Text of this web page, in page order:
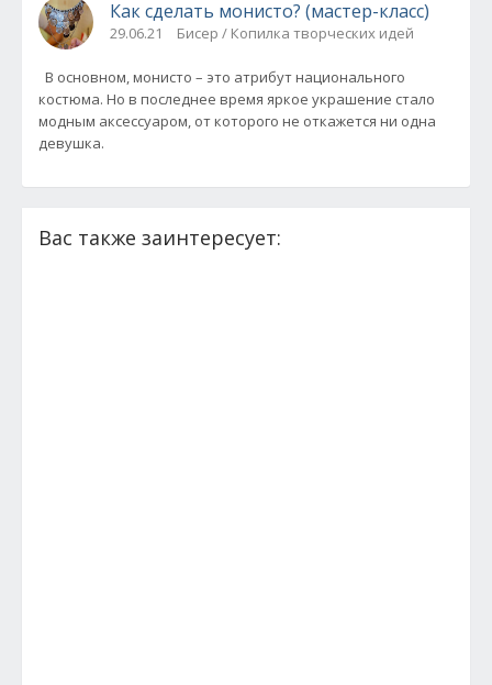
Как сделать монисто? (мастер-класс)
29.06.21 Бисер / Копилка творческих идей
В основном, монисто – это атрибут национального
костюма. Но в последнее время яркое украшение стало
модным аксессуаром, от которого не откажется ни одна
девушка.
Вас также заинтересует: